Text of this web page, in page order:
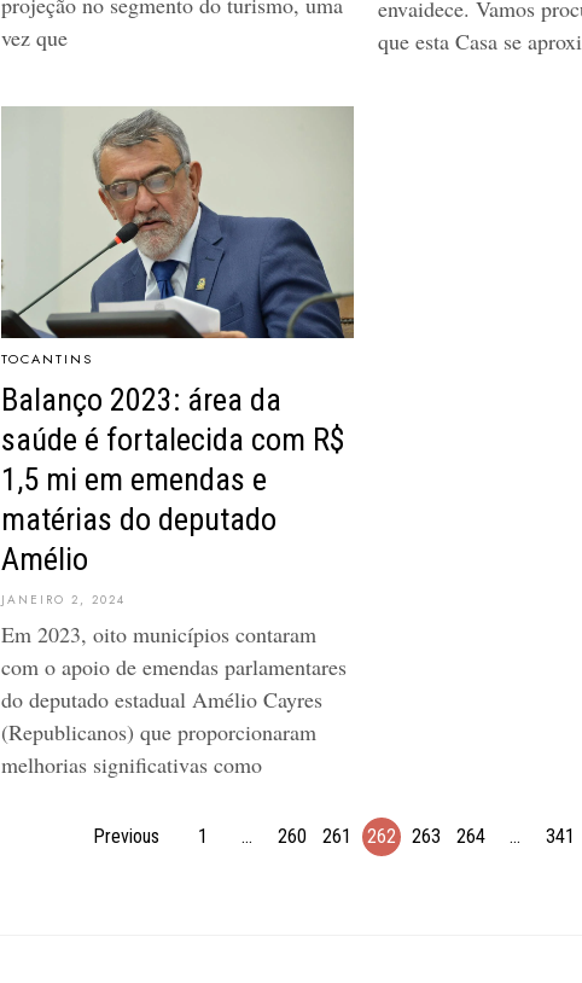
vez que
envaidece. Vamos
que esta Casa se
TOCANTINS
Balanço 2023: área da
saúde é fortalecida com R$
1,5 mi em emendas e
matérias do deputado
Amélio
JANEIRO 2, 2024
Em 2023, oito municípios contaram
com o apoio de emendas parlamentares
do deputado estadual Amélio Cayres
(Republicanos) que proporcionaram
melhorias significativas como
Previous 1 … 260 261 262 263 264 … 341